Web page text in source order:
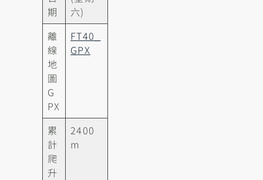
期
六)
離
線
地
圖
G
PX
FT40_
GPX
累
計
爬
升
2400
m